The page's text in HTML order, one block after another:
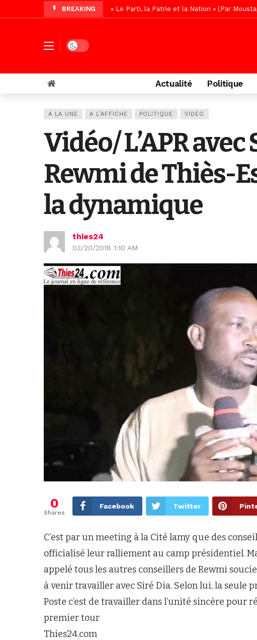
BREAKING Affaire Pape Cheikh Diallo : La liste des
Vidéo/ L’arrivée spectaculaire à la gare de
Vidéo/ Grand Thiès en deuil, Cheikh Ndiaye
Vidéo/Gamou Bakhdad chez Boroom
Vidéo/Magal Serigne Abdoulaye Yakhine, le
Autoroute Dakar-Saint Louis, les
Dark mode
Actualité Politique
A LA UNE A L’AFFICHE POLITIQUE VIDEO
Vidéo/ L’APR
Rewmi de Thiès-
la dynamique
thies24
03/20/2018 1:10 AM
0
Shares
Facebook Twitter
C’est par un meeting à la Cité lamy que des
officialisé leur ralliement au camp présidentiel.
appelé tous les autres conseillers de Rewmi
à venir travailler avec Siré Dia. Selon lui, la seule
Poste c’est de travailler dans l’unité sincère pour
premier tour
Thies24.com